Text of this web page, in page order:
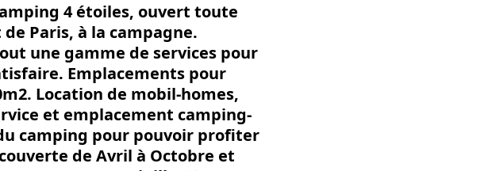
4 étoiles, ouvert toute
Paris, à la campagne.
une gamme de services pour
Emplacements pour
Location de mobil-homes,
et emplacement camping-
camping pour pouvoir profiter
de Avril à Octobre et